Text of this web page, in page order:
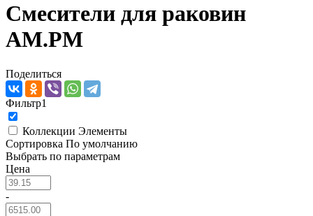
Смесители для раковин
AM.PM
Поделиться
Фильтр1
Коллекции Элементы
Сортировка По умолчанию
Выбрать по параметрам
Цена
-